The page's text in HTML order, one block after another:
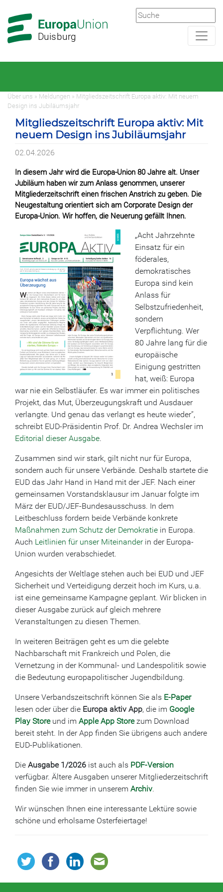
Hauptnavigation
Hauptbereich
Duisburg
Über uns » Meldungen » Mitgliedszeitschrift Europa aktiv: Mit neuem
Design ins Jubiläumsjahr
Mitgliedszeitschrift Europa aktiv: Mit
neuem Design ins Jubiläumsjahr
02.04.2026
In diesem Jahr wird die Europa-Union 80 Jahre alt. Unser
Jubiläum haben wir zum Anlass genommen, unserer
Mitgliederzeitschrift einen frischen Anstrich zu geben. Die
Neugestaltung orientiert sich am Corporate Design der
Europa-Union. Wir hoffen, die Neuerung gefällt Ihnen.
„Acht Jahrzehnte
Einsatz für ein
föderales,
demokratisches
Europa sind kein
Anlass für
Selbstzufriedenheit,
sondern
Verpflichtung. Wer
80 Jahre lang für die
europäische
Einigung gestritten
hat, weiß: Europa
war nie ein Selbstläufer. Es war immer ein politisches
Projekt, das Mut, Überzeugungskraft und Ausdauer
verlangte. Und genau das verlangt es heute wieder“,
schreibt EUD-Präsidentin Prof. Dr. Andrea Wechsler im
Editorial dieser Ausgabe.
Zusammen sind wir stark, gilt nicht nur für Europa,
sondern auch für unsere Verbände. Deshalb startete die
EUD das Jahr Hand in Hand mit der JEF. Nach einer
gemeinsamen Vorstandsklausur im Januar folgte im
März der EUD/JEF-Bundesausschuss. In dem
Leitbeschluss fordern beide Verbände konkrete
Maßnahmen zum Schutz der Demokratie in Europa.
Auch Leitlinien für unser Miteinanderin der Europa-
Union wurden verabschiedet.
Angesichts der Weltlage stehen auch bei EUD und JEF
Sicherheit und Verteidigung derzeit hoch im Kurs, u.a.
ist eine gemeinsame Kampagne geplant. Wir blicken in
dieser Ausgabe zurück auf gleich mehrere
Veranstaltungen zu diesen Themen.
In weiteren Beiträgen geht es um die gelebte
Nachbarschaft mit Frankreich und Polen, die
Vernetzung in der Kommunal- und Landespolitik sowie
die Bedeutung europapolitischer Jugendbildung.
Unsere Verbandszeitschrift können Sie als E-Paper
lesen oder über die Europa aktiv App, die im Google
Play Storeund im Apple App Storezum Download
bereit steht. In der App finden Sie übrigens auch andere
EUD-Publikationen.
Die Ausgabe 1/2026 ist auch als PDF-Version
verfügbar. Ältere Ausgaben unserer Mitgliederzeitschrift
finden Sie wie immer in unserem Archiv.
Wir wünschen Ihnen eine interessante Lektüre sowie
schöne und erholsame Osterfeiertage!